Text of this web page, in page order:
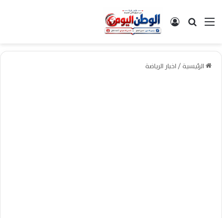
القائمةبحث عن تسجيل الدخول
الرئيسية/اخبار الرياضة